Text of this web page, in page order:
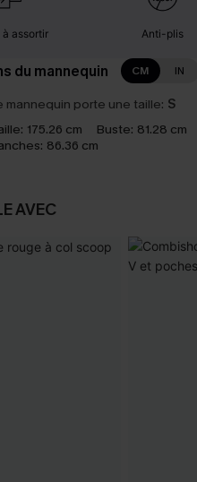
à assortir Anti-plis
du mannequin CM IN
mannequin porte une taille: S
175.26 cm Buste: 81.28 cm
86.36 cm
AVEC